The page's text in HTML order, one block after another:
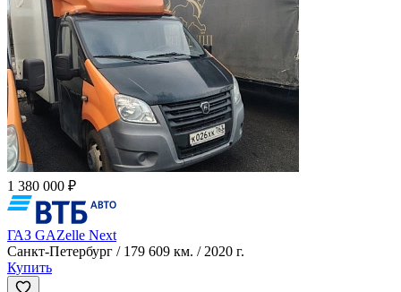
1 380 000 ₽
ГАЗ GAZelle Next
Санкт-Петербург / 179 609 км. / 2020 г.
Купить